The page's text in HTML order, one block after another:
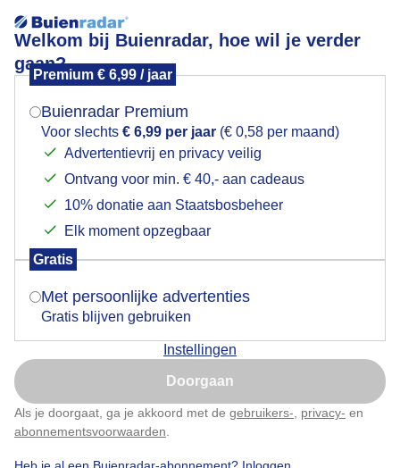
Welkom bij Buienradar, hoe wil je verder
gaan?
Premium € 6,99 / jaar
Buienradar Premium
Voor slechts € 6,99 per jaar (€ 0,58 per maand)
Advertentievrij en privacy veilig
Ontvang voor min. € 40,- aan cadeaus
10% donatie aan Staatsbosbeheer
Elk moment opzegbaar
Gratis
Met persoonlijke advertenties
Gratis blijven gebruiken
Instellingen
Doorgaan
Als je doorgaat, ga je akkoord met de gebruikers- privacy- en
abonnementsvoorwaarden
Heb je al een Buienradar-abonnement? Inloggen
Wisselvallig met zon/regen/bewolking/wind
Door: Diana Huntjens Gemaakt: 23-05-2025, 65x bekeken
Mogen we je locatie gebruiken voor het
Indien je hier nog geen akkoord op hebt gegeven,
verschijnt er zo een pop-up uit je browser waarin
Is goed, toon de popup
Nu niet, misschien later
Klik hierom dit aan te passen